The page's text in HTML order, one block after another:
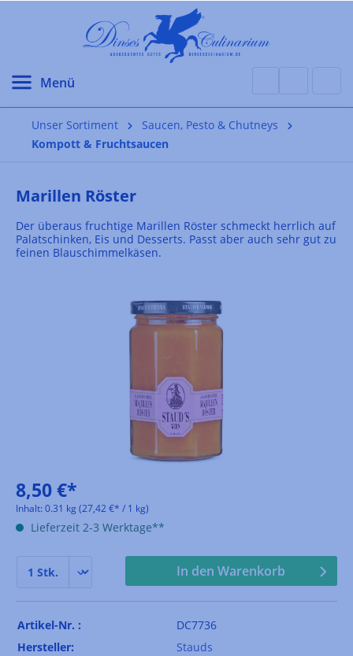
Unser Sortiment
Saucen, Pesto & Chutneys
Kompott & Fruchtsaucen
Marillen Röster
Der überaus fruchtige Marillen Röster schmeckt herrlich auf
Palatschinken, Eis und Desserts. Passt aber auch sehr gut zu
feinen Blauschimmelkäsen.
8,50 €*
Inhalt: 0.31 kg (27,42 €* / 1 kg)
Lieferzeit 2-3 Werktage**
In den Warenkorb
Artikel-Nr. :
DC7736
Hersteller:
Stauds